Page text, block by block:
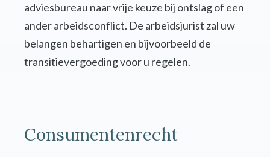
adviesbureau naar vrije keuze bij ontslag of een
ander arbeidsconflict. De arbeidsjurist zal uw
belangen behartigen en bijvoorbeeld de
transitievergoeding voor u regelen.
Consumentenrecht